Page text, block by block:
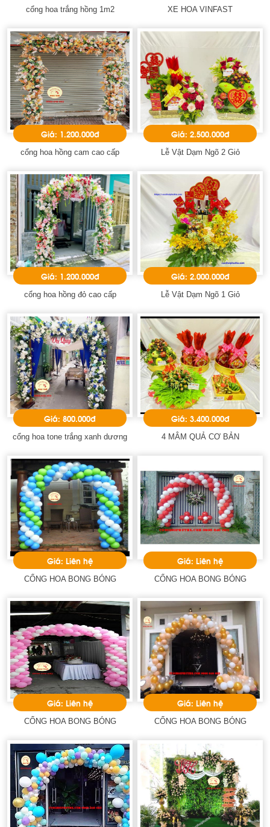
cổng hoa trắng hồng 1m2 XE HOA VINFAST
Giá: 1.200.000đ
cổng hoa hồng cam cao cấp
Giá: 2.500.000đ
Lễ Vật Dạm Ngõ 2 Giỏ
Giá: 1.200.000đ
cổng hoa hồng đỏ cao cấp
Giá: 2.000.000đ
Lễ Vật Dạm Ngõ 1 Giỏ
Giá: 800.000đ
cổng hoa tone trắng xanh dương
Giá: 3.400.000đ
4 MÂM QUẢ CƠ BẢN
Giá: Liên hệ
CỔNG HOA BONG BÓNG
Giá: Liên hệ
CỔNG HOA BONG BÓNG
Giá: Liên hệ
CỔNG HOA BONG BÓNG
Giá: Liên hệ
CỔNG HOA BONG BÓNG